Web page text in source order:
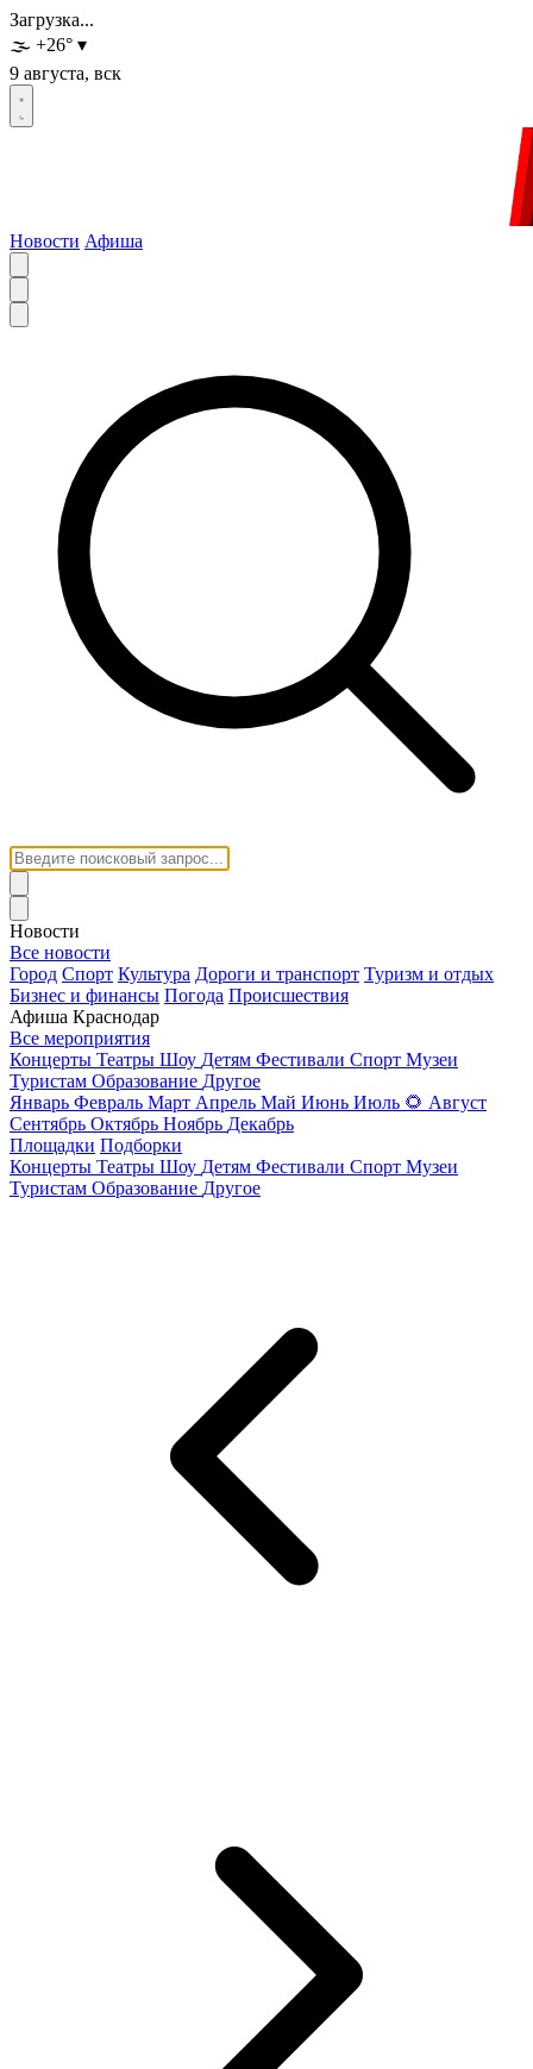
Загрузка...
🌫️ +26° ▾
9 августа, вск
Новости Афиша
Новости
Все новости
Город Спорт Культура Дороги и транспорт Туризм и отдых
Бизнес и финансы Погода Происшествия
Афиша Краснодар
Все мероприятия
Концерты Театры Шоу Детям Фестивали Спорт Музеи
Туристам Образование Другое
Январь Февраль Март Апрель Май Июнь Июль 🌻 Август
Сентябрь Октябрь Ноябрь Декабрь
Площадки Подборки
Концерты Театры Шоу Детям Фестивали Спорт Музеи
Туристам Образование Другое